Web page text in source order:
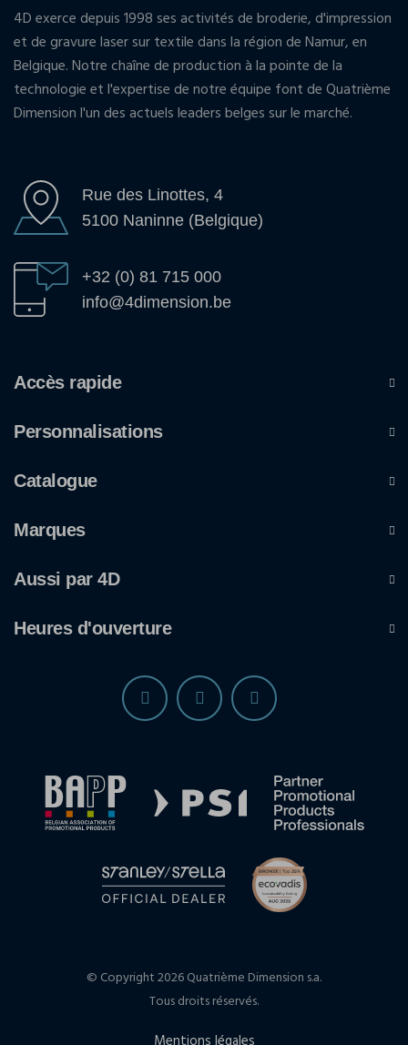
4D exerce depuis 1998 ses activités de broderie, d'impression
et de gravure laser sur textile dans la région de Namur, en
Belgique. Notre chaîne de production à la pointe de la
technologie et l'expertise de notre équipe font de Quatrième
Dimension l'un des actuels leaders belges sur le marché.
Rue des Linottes, 4
5100 Naninne (Belgique)
+32 (0) 81 715 000
info@4dimension.be
Accès rapide
Personnalisations
Catalogue
Marques
Aussi par 4D
Heures d'ouverture
© Copyright 2026 Quatrième Dimension s.a.
Tous droits réservés.